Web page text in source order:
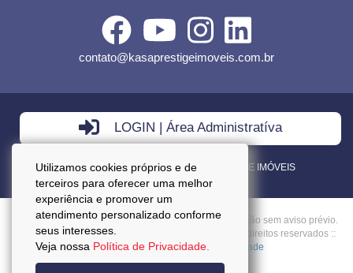
Utilizamos cookies próprios e de
terceiros para oferecer uma melhor
experiência e promover um
atendimento personalizado conforme
seus interesses.
Veja nossa Política de Privacidade.
contato@kasaprestigeimoveis.com.br
LOGIN | Área Administratíva
VENDA - LOCAÇÃO - ADMINISTRAÇÃO DE IMÓVEIS
Preços mencionados neste site estão sujeitos a alteração sem aviso prévio.
Copyright © 2026 - Kasa Prestige Imoveis :: Todos os direitos reservados ::
CRECI: J27037 ::Política da Privacidade